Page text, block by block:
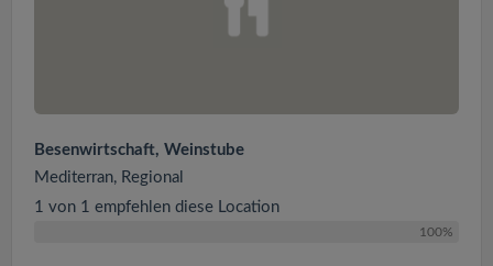
Besenwirtschaft, Weinstube
Mediterran, Regional
1 von 1 empfehlen diese Location
100%